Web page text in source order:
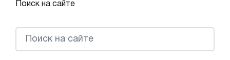
Поиск на сайте